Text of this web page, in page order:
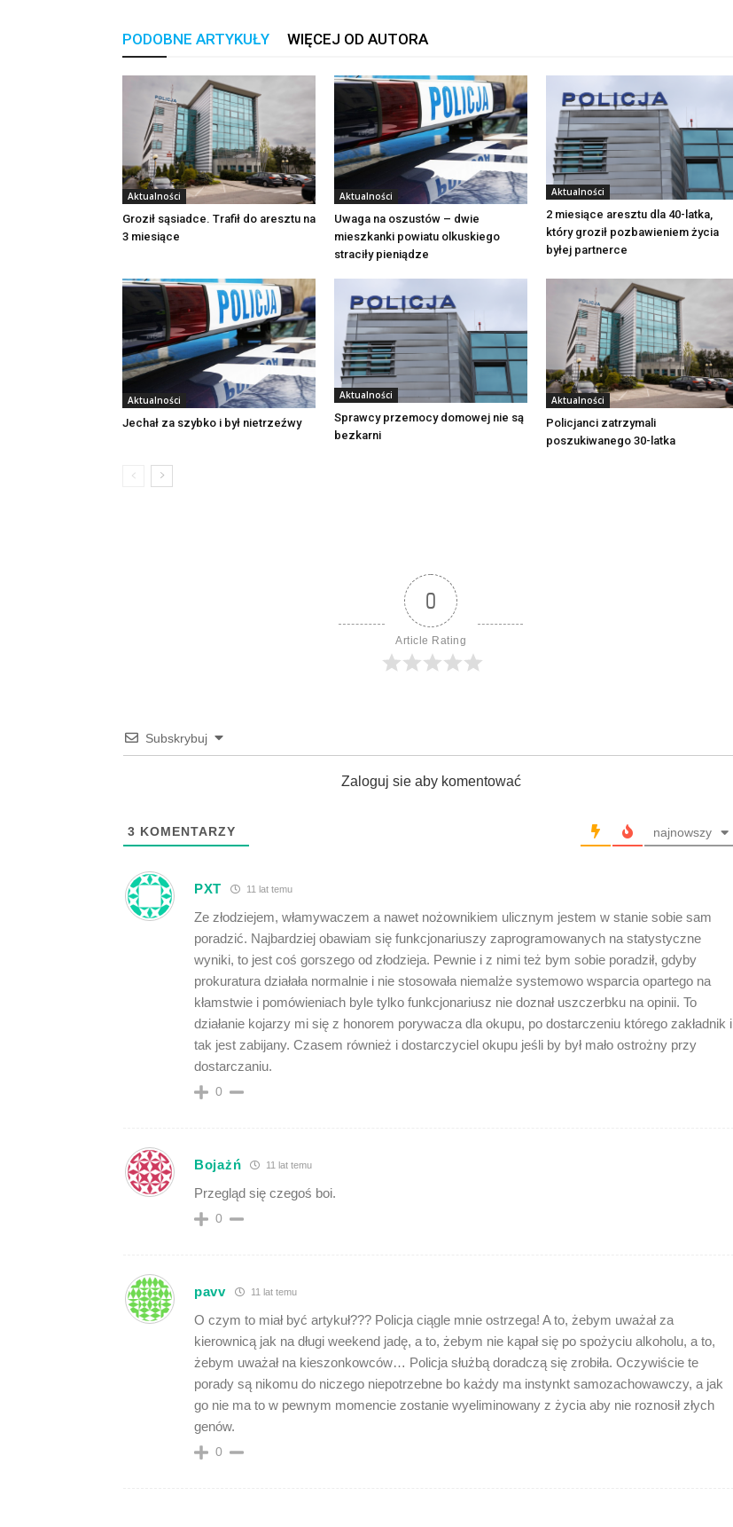
PODOBNE ARTYKUŁY WIĘCEJ OD AUTORA
Aktualności
Groził sąsiadce. Trafił do aresztu na
3 miesiące
Aktualności
Uwaga na oszustów – dwie
mieszkanki powiatu olkuskiego
straciły pieniądze
Aktualności
2 miesiące aresztu dla 40-latka,
który groził pozbawieniem życia
byłej partnerce
Aktualności
Jechał za szybko i był nietrzeźwy
Aktualności
Sprawcy przemocy domowej nie są
bezkarni
Aktualności
Policjanci zatrzymali
poszukiwanego 30-latka
0
Article Rating
Subskrybuj
Zaloguj sie aby komentować
3 KOMENTARZY najnowszy
PXT 11 lat temu
Ze złodziejem, włamywaczem a nawet nożownikiem ulicznym jestem w stanie sobie sam
poradzić. Najbardziej obawiam się funkcjonariuszy zaprogramowanych na statystyczne
wyniki, to jest coś gorszego od złodzieja. Pewnie i z nimi też bym sobie poradził, gdyby
prokuratura działała normalnie i nie stosowała niemalże systemowo wsparcia opartego na
kłamstwie i pomówieniach byle tylko funkcjonariusz nie doznał uszczerbku na opinii. To
działanie kojarzy mi się z honorem porywacza dla okupu, po dostarczeniu którego zakładnik i
tak jest zabijany. Czasem również i dostarczyciel okupu jeśli by był mało ostrożny przy
dostarczaniu.
0
Bojażń 11 lat temu
Przegląd się czegoś boi.
0
pavv 11 lat temu
O czym to miał być artykuł??? Policja ciągle mnie ostrzega! A to, żebym uważał za
kierownicą jak na długi weekend jadę, a to, żebym nie kąpał się po spożyciu alkoholu, a to,
żebym uważał na kieszonkowców… Policja służbą doradczą się zrobiła. Oczywiście te
porady są nikomu do niczego niepotrzebne bo każdy ma instynkt samozachowawczy, a jak
go nie ma to w pewnym momencie zostanie wyeliminowany z życia aby nie roznosił złych
genów.
0